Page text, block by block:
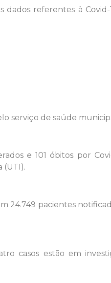
referentes à Covid-
serviço de saúde
e 101 óbitos por
(UTI).
24.749 pacientes
casos estão em